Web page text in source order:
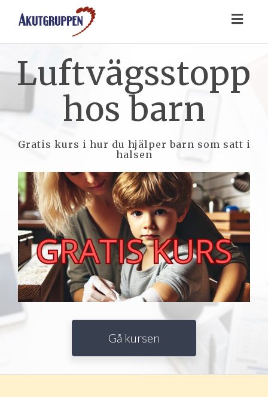
Toggle
Luftvägsstopp
hos barn
Gratis kurs i hur du hjälper barn som satt i
halsen
Gå kursen